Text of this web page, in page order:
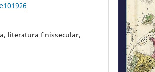
literatura finissecular,